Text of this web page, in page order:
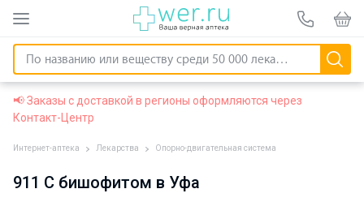
📢 Заказы с доставкой в регионы оформляются через
Контакт-Центр
Интернет-аптека Лекарства Опорно-двигательная система
911 С бишофитом в Уфа